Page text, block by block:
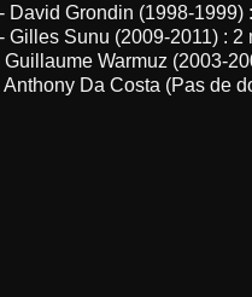
- David Grondin (1998-1999)
- Gilles Sunu (2009-2011) : 2
Guillaume Warmuz (2003-
Anthony Da Costa (Pas de